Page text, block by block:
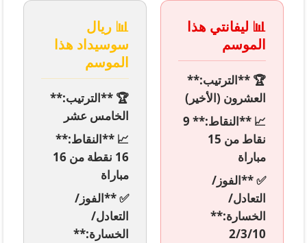
📊 ليفانتي هذا
الموسم
🏆 **الترتيب:**
العشرون (الأخير)
📈 **النقاط:** 9
نقاط من 15
مباراة
✅ **الفوز/
التعادل/
الخسارة:**
2/3/10
📊 ريال
سوسيداد هذا
الموسم
🏆 **الترتيب:**
الخامس عشر
📈 **النقاط:**
16 نقطة من 16
مباراة
✅ **الفوز/
التعادل/
الخسارة:**